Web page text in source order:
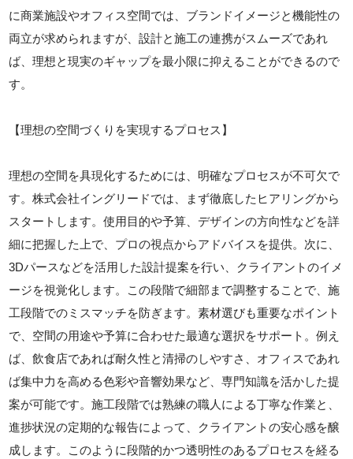
に商業施設やオフィス空間では、ブランドイメージと機能性の
両立が求められますが、設計と施工の連携がスムーズであれ
ば、理想と現実のギャップを最小限に抑えることができるので
す。
【理想の空間づくりを実現するプロセス】
理想の空間を具現化するためには、明確なプロセスが不可欠で
す。株式会社イングリードでは、まず徹底したヒアリングから
スタートします。使用目的や予算、デザインの方向性などを詳
細に把握した上で、プロの視点からアドバイスを提供。次に、
3Dパースなどを活用した設計提案を行い、クライアントのイメ
ージを視覚化します。この段階で細部まで調整することで、施
工段階でのミスマッチを防ぎます。素材選びも重要なポイント
で、空間の用途や予算に合わせた最適な選択をサポート。例え
ば、飲食店であれば耐久性と清掃のしやすさ、オフィスであれ
ば集中力を高める色彩や音響効果など、専門知識を活かした提
案が可能です。施工段階では熟練の職人による丁寧な作業と、
進捗状況の定期的な報告によって、クライアントの安心感を醸
成します。このように段階的かつ透明性のあるプロセスを経る